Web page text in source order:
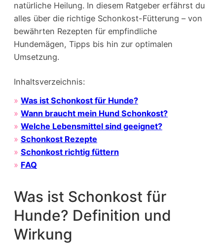
natürliche Heilung. In diesem Ratgeber erfährst du
alles über die richtige Schonkost-Fütterung – von
bewährten Rezepten für empfindliche
Hundemägen, Tipps bis hin zur optimalen
Umsetzung.
Inhaltsverzeichnis:
» Was ist Schonkost für Hunde?
» Wann braucht mein Hund Schonkost?
» Welche Lebensmittel sind geeignet?
» Schonkost Rezepte
» Schonkost richtig füttern
» FAQ
Was ist Schonkost für
Hunde? Definition und
Wirkung